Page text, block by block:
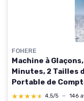
FOHERE
Machine à
Minutes, 2 Tailles
Portable de
Silencieuse, pour
★★★★★
★★★★★ 4,5/5 — 146